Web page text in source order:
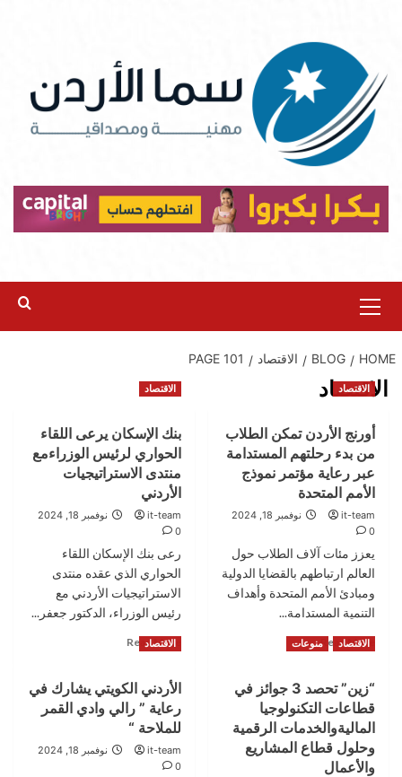
content
Menu
HOME
BLOG الاقتصاد PAGE 101
الاقتصاد
الاقتصاد
أورنج الأردن تمكن الطلاب
من بدء رحلتهم المستدامة
عبر رعاية مؤتمر نموذج
الأمم المتحدة
it-team
نوفمبر 18, 2024
0
يعزز مئات آلاف الطلاب حول
العالم ارتباطهم بالقضايا الدولية
ومبادئ الأمم المتحدة وأهداف
التنمية المستدامة...
Read More
Read
أورنج
الأردن
تمكن
الطلاب
من
الاقتصاد
بنك الإسكان يرعى اللقاء
الحواري لرئيس الوزراءمع
منتدى الاستراتيجيات
الأردني
it-team
نوفمبر 18, 2024
0
رعى بنك الإسكان اللقاء
الحواري الذي عقده منتدى
الاستراتيجيات الأردني مع
رئيس الوزراء، الدكتور جعفر...
Read More
بنك
الإسكان
الحواري
الاقتصاد منوعات
“زين” تحصد 3 جوائز في
قطاعات التكنولوجيا
الماليةوالخدمات الرقمية
وحلول قطاع المشاريع
والأعمال
الاقتصاد
الأردني الكويتي يشارك في
رعاية ” رالي وادي القمر
للملاحة “
it-team
نوفمبر 18, 2024
0